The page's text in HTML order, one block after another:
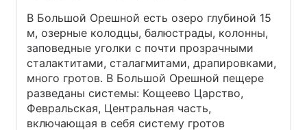
В Большой Орешной есть озеро глубиной 15
м, озерные колодцы, балюстрады, колонны,
заповедные уголки с почти прозрачными
сталактитами, сталагмитами, драпировками,
много гротов. В Большой Орешной пещере
разведаны системы: Кощеево Царство,
Февральская, Центральная часть,
включающая в себя систему гротов